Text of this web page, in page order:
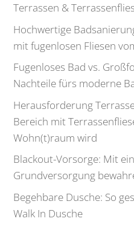
Terrassen &
Hochwertige
mit fugenlosen Fliesen
Fugenloses Bad vs.
Nachteile fürs moderne
Herausforderung
Bereich mit
Wohn(t)raum wird
Blackout-Vorsorge: Mit
Grundversorgung
Begehbare Dusche: So
Walk In Dusche